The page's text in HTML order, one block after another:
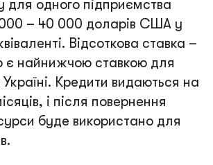
одного підприємства
000 – 40 000 доларів США у
Відсоткова ставка –
є найнижчою ставкою для
Україні. Кредити видаються на
і після повернення
буде використано для